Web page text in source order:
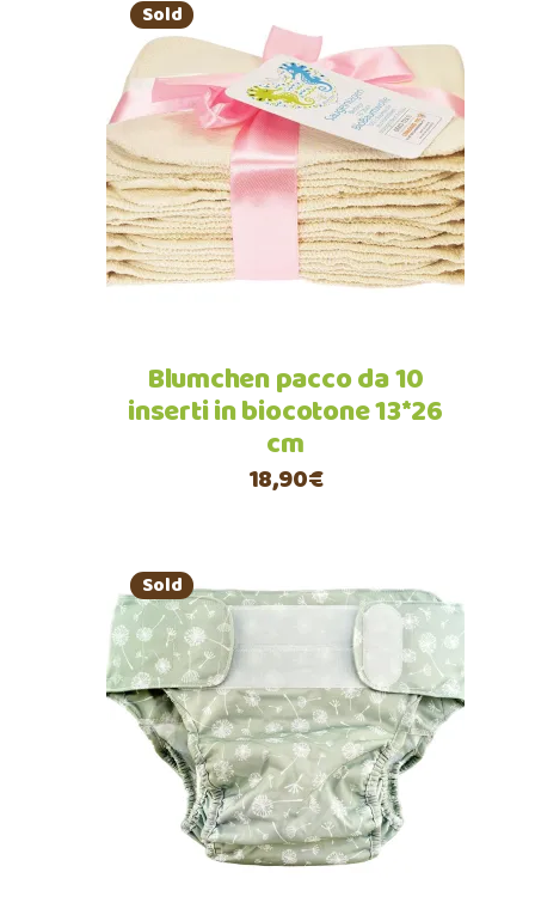
Sold
Leggi tutto
Blumchen pacco da 10
inserti in biocotone 13*26
cm
18,90€
Sold
Scegli
Questo
prodotto
ha
più
varianti.
Le